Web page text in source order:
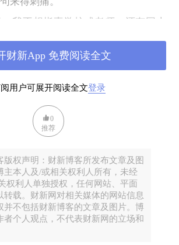
不想指责学校或老师，还有网上
任。让每个孩子接受义务教育，是国
是教育行政部门的职责所在。
指出生地，故乡，父母之邦，祖
家乡、家园、桑梓，栽满桑树和梓树
的乡下老家。但，老家不是囚牢，对
里，出生之地被法定为牢狱，所
去自由的囚犯。
凭了什么在责问我、要我回去的
们的责任，教育行政部门在国家
用户可展开阅读全文登录
财新App 免费阅读全文
0
推荐
权声明：财新博客所发布文章及图
主本人及/或相关权利人所有，未经
权利人单独授权，任何网站、平面
转载。财新网对相关媒体的网站信息
并不包括财新博客的文章及图片。博
者个人观点，不代表财新网的立场和